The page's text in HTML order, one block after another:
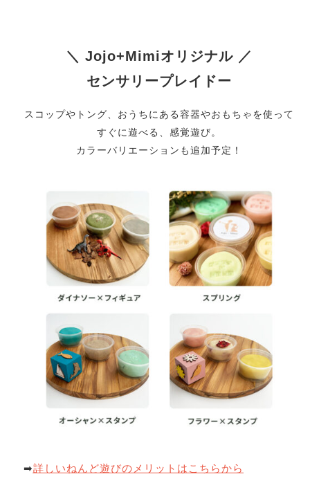
＼ Jojo+Mimiオリジナル ／
センサリープレイドー
スコップやトング、おうちにある容器やおもちゃを使って
すぐに遊べる、感覚遊び。
カラーバリエーションも追加予定！
➡詳しいねんど遊びのメリットはこちらから